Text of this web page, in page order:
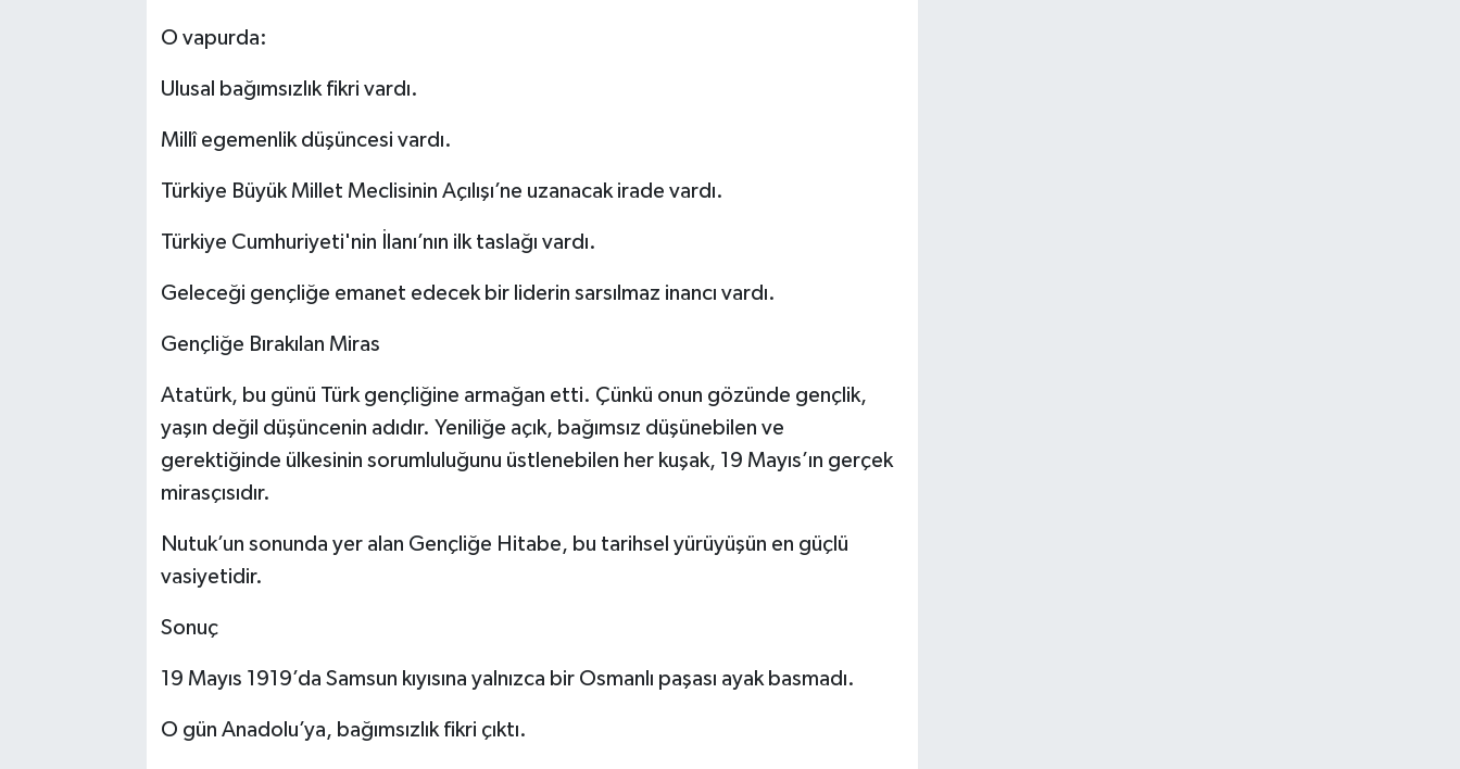
O vapurda:
Ulusal bağımsızlık fikri vardı.
Millî egemenlik düşüncesi vardı.
Türkiye Büyük Millet Meclisinin Açılışı’ne uzanacak irade vardı.
Türkiye Cumhuriyeti'nin İlanı’nın ilk taslağı vardı.
Geleceği gençliğe emanet edecek bir liderin sarsılmaz inancı vardı.
Gençliğe Bırakılan Miras
Atatürk, bu günü Türk gençliğine armağan etti. Çünkü onun gözünde gençlik,
yaşın değil düşüncenin adıdır. Yeniliğe açık, bağımsız düşünebilen ve
gerektiğinde ülkesinin sorumluluğunu üstlenebilen her kuşak, 19 Mayıs’ın gerçek
mirasçısıdır.
Nutuk’un sonunda yer alan Gençliğe Hitabe, bu tarihsel yürüyüşün en güçlü
vasiyetidir.
Sonuç
19 Mayıs 1919’da Samsun kıyısına yalnızca bir Osmanlı paşası ayak basmadı.
O gün Anadolu’ya, bağımsızlık fikri çıktı.